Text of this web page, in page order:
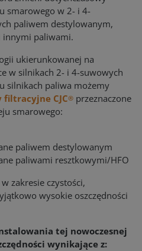
smarowego w 2- i 4-
paliwem destylowanym,
innymi paliwami.
ukierunkowanej na
w silnikach 2- i 4-suwowych
silnikach paliwa możemy
filtracyjne CJC® przeznaczone
smarowego:
paliwem destylowanym
paliwami resztkowymi/HFO
zakresie czystości,
wysokie oszczędności
tej nowoczesnej
wynikające z: